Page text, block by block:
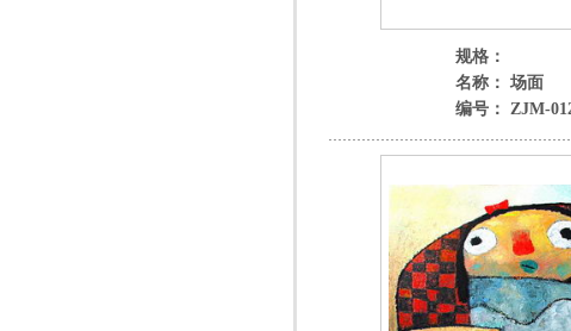
规格：
名称： 场面
编号： ZJM-